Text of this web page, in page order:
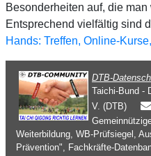
Besonderheiten auf, die
Entsprechend vielfältig sind
Hands: Treffen, Online-
DTB-
Taichi-Bund -
V. (DTB)
Weiterbildung, WB-Prüfsiegel,
Prävention", Fachkräfte-